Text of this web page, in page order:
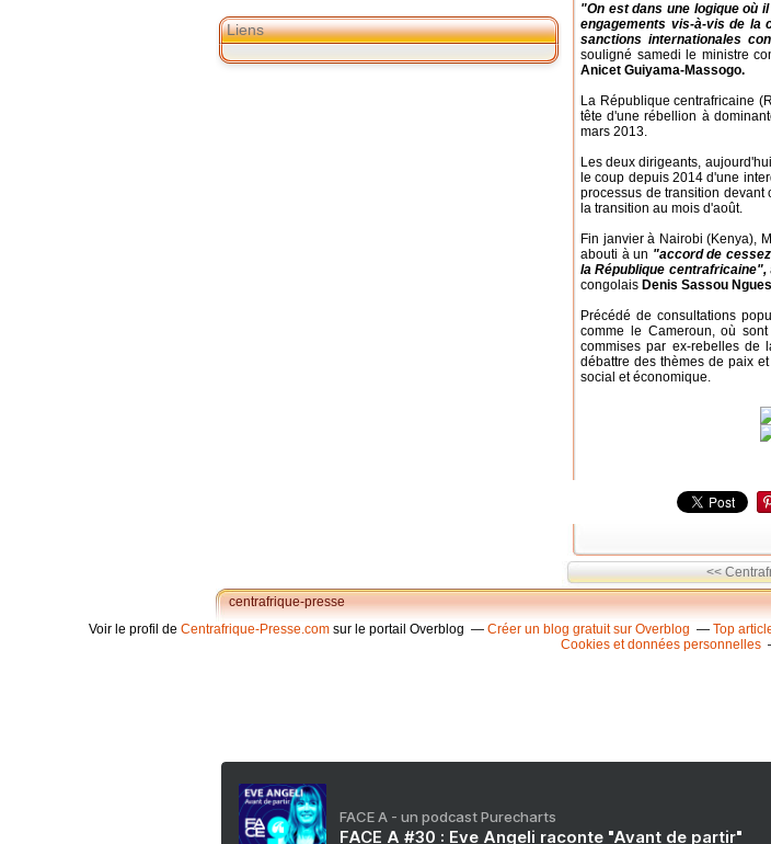
Liens
"On est dans une logique où
engagements vis-à-vis de la
sanctions internationales
souligné samedi le ministre
Anicet Guiyama-Massogo.
La République centrafricaine
tête d'une rébellion à
mars 2013.
Les deux dirigeants,
le coup depuis 2014 d'une
processus de transition
la transition au mois d'août.
Fin janvier à Nairobi (Kenya),
abouti à un "accord de
la République centrafricaine",
congolais Denis Sassou
Précédé de consultations
comme le Cameroun, où
commises par ex-rebelles de
débattre des thèmes de paix
social et économique.
<<
centrafrique-presse
Voir le profil de Centrafrique-Presse.com sur le portail Overblog Créer un blog gratuit sur Overblog Top
Cookies et données personnelles
FACE A - un podcast Purecharts
FACE A #30 : Eve Angeli raconte "Avant de partir"